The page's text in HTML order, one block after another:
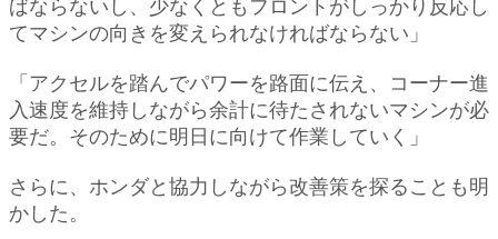
ばならないし、少なくともフロントがしっかり反応し
てマシンの向きを変えられなければならない」
「アクセルを踏んでパワーを路面に伝え、コーナー進
入速度を維持しながら余計に待たされないマシンが必
要だ。そのために明日に向けて作業していく」
さらに、ホンダと協力しながら改善策を探ることも明
かした。